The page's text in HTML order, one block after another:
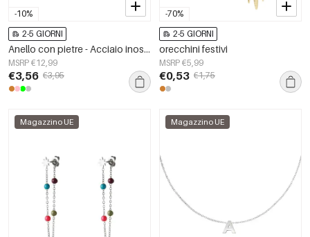
-10%
2-5 GIORNI
Anello con pietre - Acciaio inossidabile
MSRP €12,99
€3,56 €3,95
-70%
2-5 GIORNI
orecchini festivi
MSRP €5,99
€0,53 €1,75
Magazzino UE Magazzino UE